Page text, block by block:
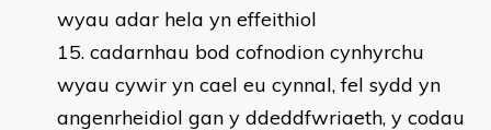
wyau adar hela yn effeithiol
cadarnhau bod cofnodion cynhyrchu
wyau cywir yn cael eu cynnal, fel sydd yn
angenrheidiol gan y ddeddfwriaeth, y codau